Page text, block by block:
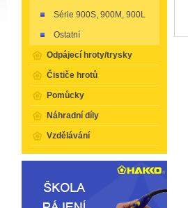
Série 900S, 900M, 900L
Ostatní
Odpájecí hroty/trysky
Čističe hrotů
Pomůcky
Náhradní díly
Vzdělávání